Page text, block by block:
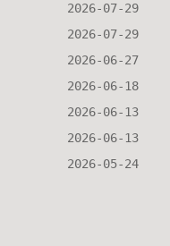
2026-07-29
2026-07-29
2026-06-27
2026-06-18
2026-06-13
2026-06-13
2026-05-24